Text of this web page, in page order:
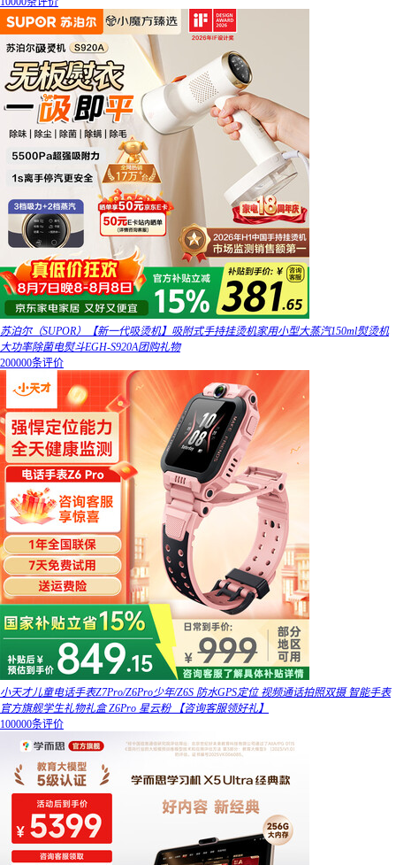
苏泊尔（SUPOR）【新一代吸烫机】吸附式手持挂烫机家用小型大蒸汽150ml熨烫机
大功率除菌电熨斗EGH-S920A团购礼物
200000条评价
小天才儿童电话手表Z7Pro/Z6Pro少年/Z6S 防水GPS定位 视频通话拍照双摄 智能手表
官方旗舰学生礼物礼盒 Z6Pro 星云粉 【咨询客服领好礼】
100000条评价